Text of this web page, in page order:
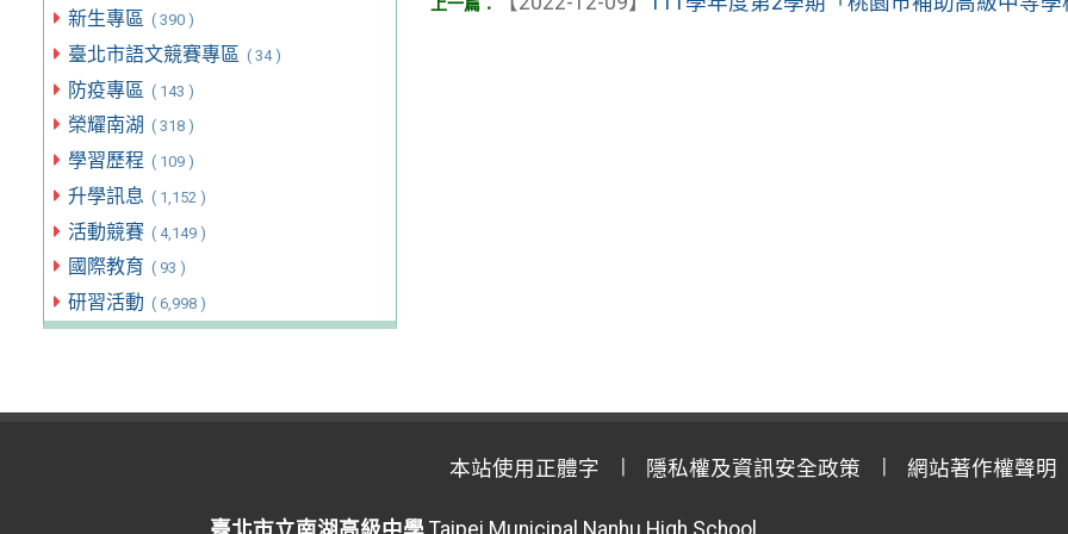
新生專區 ( 390 )
臺北市語文競賽專區 ( 34 )
防疫專區 ( 143 )
榮耀南湖 ( 318 )
學習歷程 ( 109 )
升學訊息 ( 1,152 )
活動競賽 ( 4,149 )
國際教育 ( 93 )
研習活動 ( 6,998 )
本站使用正體字 隱私權及資訊安全政策 網站著作權聲明
臺北市立南湖高級中學 Taipei Municipal Nanhu High School